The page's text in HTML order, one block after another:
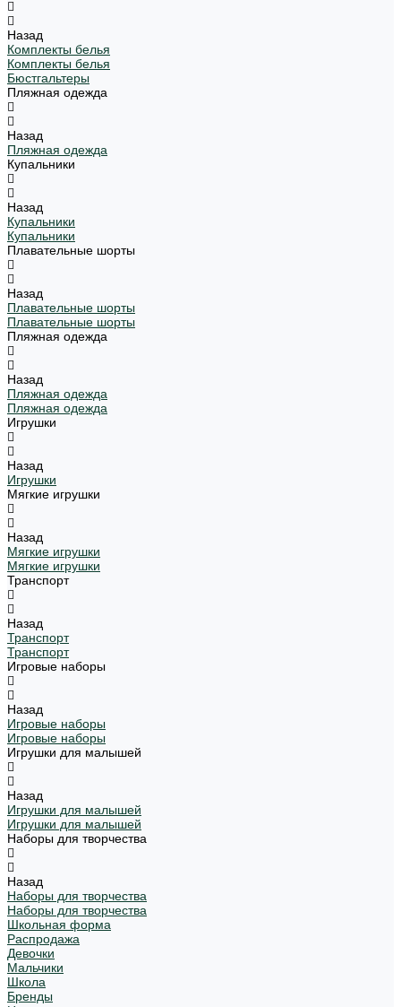
Назад
Комплекты белья
Комплекты белья
Бюстгальтеры
Пляжная одежда
Назад
Пляжная одежда
Купальники
Назад
Купальники
Купальники
Плавательные шорты
Назад
Плавательные шорты
Плавательные шорты
Пляжная одежда
Назад
Пляжная одежда
Пляжная одежда
Игрушки
Назад
Игрушки
Мягкие игрушки
Назад
Мягкие игрушки
Мягкие игрушки
Транспорт
Назад
Транспорт
Транспорт
Игровые наборы
Назад
Игровые наборы
Игровые наборы
Игрушки для малышей
Назад
Игрушки для малышей
Игрушки для малышей
Наборы для творчества
Назад
Наборы для творчества
Наборы для творчества
Школьная форма
Распродажа
Девочки
Мальчики
Школа
Бренды